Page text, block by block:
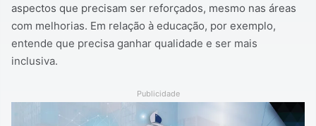
aspectos que precisam ser reforçados, mesmo nas áreas
com melhorias. Em relação à educação, por exemplo,
entende que precisa ganhar qualidade e ser mais
inclusiva.
Publicidade